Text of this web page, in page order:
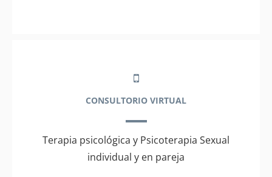
CONSULTORIO VIRTUAL
Terapia psicológica y Psicoterapia Sexual
individual y en pareja